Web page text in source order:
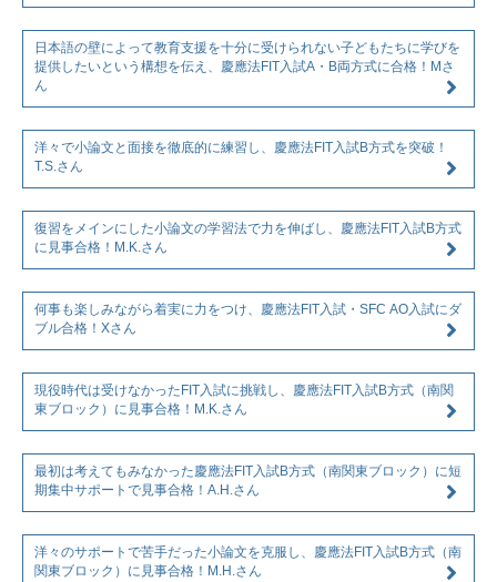
日本語の壁によって教育支援を十分に受けられない子どもたちに学びを
提供したいという構想を伝え、慶應法FIT入試A・B両方式に合格！Mさ
ん
洋々で小論文と面接を徹底的に練習し、慶應法FIT入試B方式を突破！
T.S.さん
復習をメインにした小論文の学習法で力を伸ばし、慶應法FIT入試B方式
に見事合格！M.K.さん
何事も楽しみながら着実に力をつけ、慶應法FIT入試・SFC AO入試にダ
ブル合格！Xさん
現役時代は受けなかったFIT入試に挑戦し、慶應法FIT入試B方式（南関
東ブロック）に見事合格！M.K.さん
最初は考えてもみなかった慶應法FIT入試B方式（南関東ブロック）に短
期集中サポートで見事合格！A.H.さん
洋々のサポートで苦手だった小論文を克服し、慶應法FIT入試B方式（南
関東ブロック）に見事合格！M.H.さん